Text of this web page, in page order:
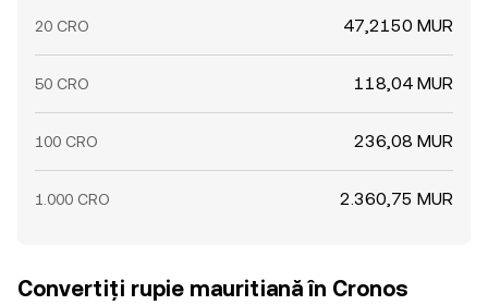
20 CRO 47,2150 MUR
50 CRO 118,04 MUR
100 CRO 236,08 MUR
1.000 CRO 2.360,75 MUR
Convertiți rupie mauritiană în Cronos